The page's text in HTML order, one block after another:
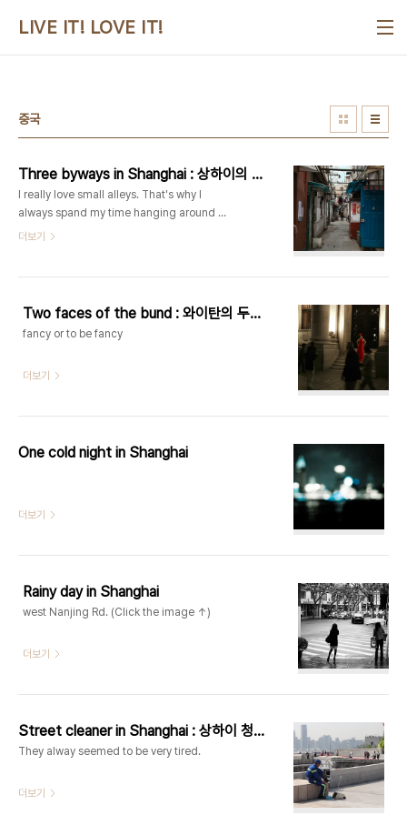
LIVE IT! LOVE IT!
중국
Three byways in Shanghai : 상하이의 골목들
I really love small alleys. That's why I
always spand my time hanging around at
residential area when I traveling. I could
더보기
Two faces of the bund : 와이탄의 두가지 모습
fancy or to be fancy
더보기
One cold night in Shanghai
더보기
Rainy day in Shanghai
west Nanjing Rd. (Click the image ↑)
더보기
Street cleaner in Shanghai : 상하이 청소부
They alway seemed to be very tired.
더보기